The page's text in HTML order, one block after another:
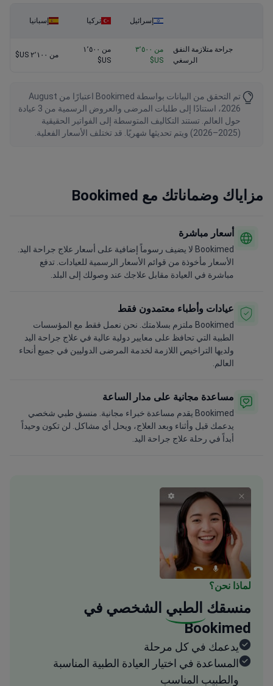
إسرائيل تركيا إسبانيا
جراحة متلازمة النفق
الرسغي
من ٣٬٥٠٠
US$
من ١٬٥٠٠
US$
من ٢٬١٠٠ US$
تم التحقق من البيانات بواسطة Bookimed اعتبارًا من August
2026، استنادًا إلى طلبات المرضى والعروض الرسمية من 3 عيادة
حول العالم. تستند التكاليف المتوسطة إلى الفواتير الحقيقية
(2025–2026) ويتم تحديثها شهريًا. قد تختلف الأسعار الفعلية.
مزاياك وضماناتك مع Bookimed
أسعار مباشرة
Bookimed لا يضيف رسوماً إضافية على أسعار علاج جراحة اليد.
الأسعار مأخوذة من قوائم الأسعار الرسمية للعيادات. تدفع
مباشرة في العيادة مقابل علاجك عند وصولك إلى البلد.
عيادات وأطباء معتمدون فقط
Bookimed ملتزم بسلامتك. نحن نعمل فقط مع المؤسسات
الطبية التي تحافظ على معايير دولية عالية في علاج جراحة اليد
ولديها التراخيص اللازمة لخدمة المرضى الدوليين في جميع أنحاء
العالم.
مساعدة مجانية على مدار الساعة
Bookimed يقدم مساعدة خبراء مجانية. منسق طبي شخصي
يدعمك قبل وأثناء وبعد العلاج، ويحل أي مشاكل. لن تكون وحيداً
أبداً في رحلة علاج جراحة اليد.
لماذا نحن؟
منسقك الطبي الشخصي في
Bookimed
يدعمك في كل مرحلة
المساعدة في اختيار العيادة الطبية المناسبة
والطبيب المناسب